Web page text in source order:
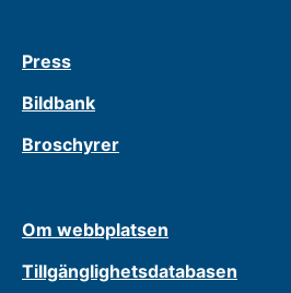
Press
Bildbank
Broschyrer
Om webbplatsen
Tillgänglighetsdatabasen